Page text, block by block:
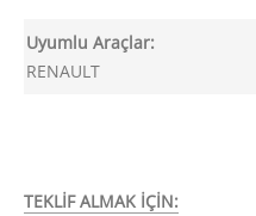
Uyumlu Araçlar:
RENAULT
TEKLİF ALMAK İÇİN: